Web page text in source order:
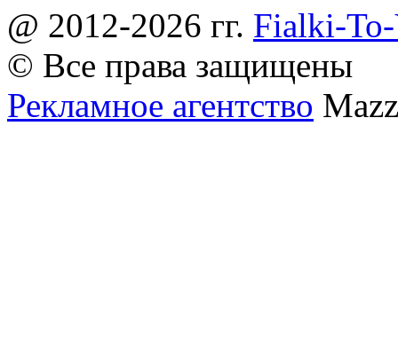
@ 2012-2026 гг. Fialki-
© Все права защищены
Рекламное агентство